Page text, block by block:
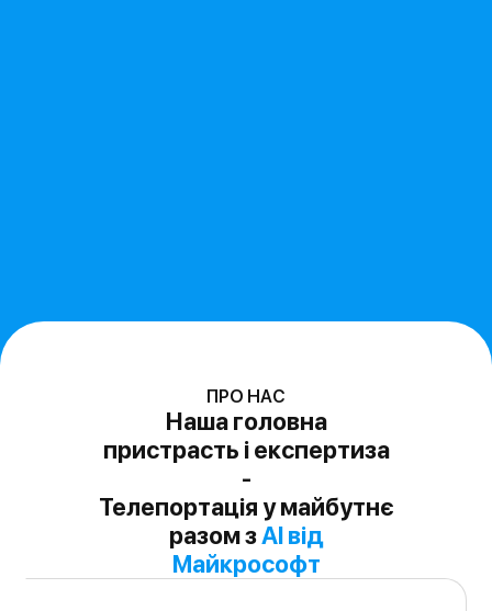
ПРО НАС
Наша головна
пристрасть і експертиза
-
Телепортація у майбутнє
разом зAI від
Майкрософт